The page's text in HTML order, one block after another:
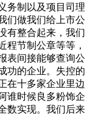
务制以及项目司理
们做我们给上市公
有整合起来，我们
程节制公章等等，
表间接能够查询公
功的企业。失控的
在十多家企业里边
谁时候良多粉饰企
数实现。我们后来